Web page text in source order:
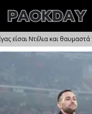
είσαι Ντέλια και